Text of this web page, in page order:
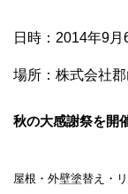
日時：2014年9月
場所：株式会社
秋の大感謝祭を開
屋根・外壁塗替え・